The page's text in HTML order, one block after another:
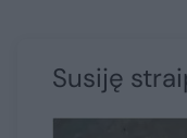
Susiję